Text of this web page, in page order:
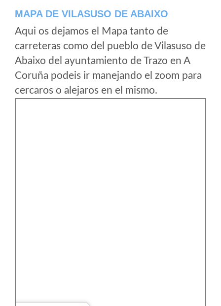
MAPA DE VILASUSO DE ABAIXO
Aqui os dejamos el Mapa tanto de
carreteras como del pueblo de Vilasuso de
Abaixo del ayuntamiento de Trazo en A
Coruña podeis ir manejando el zoom para
cercaros o alejaros en el mismo.